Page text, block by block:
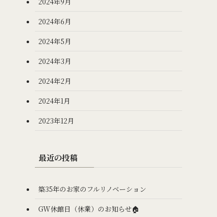
2024年6月
2024年5月
2024年3月
2024年2月
2024年1月
2023年12月
最近の投稿
築35年のお家のフルリノベーション
GW休館日（休業）のお知らせ🏠